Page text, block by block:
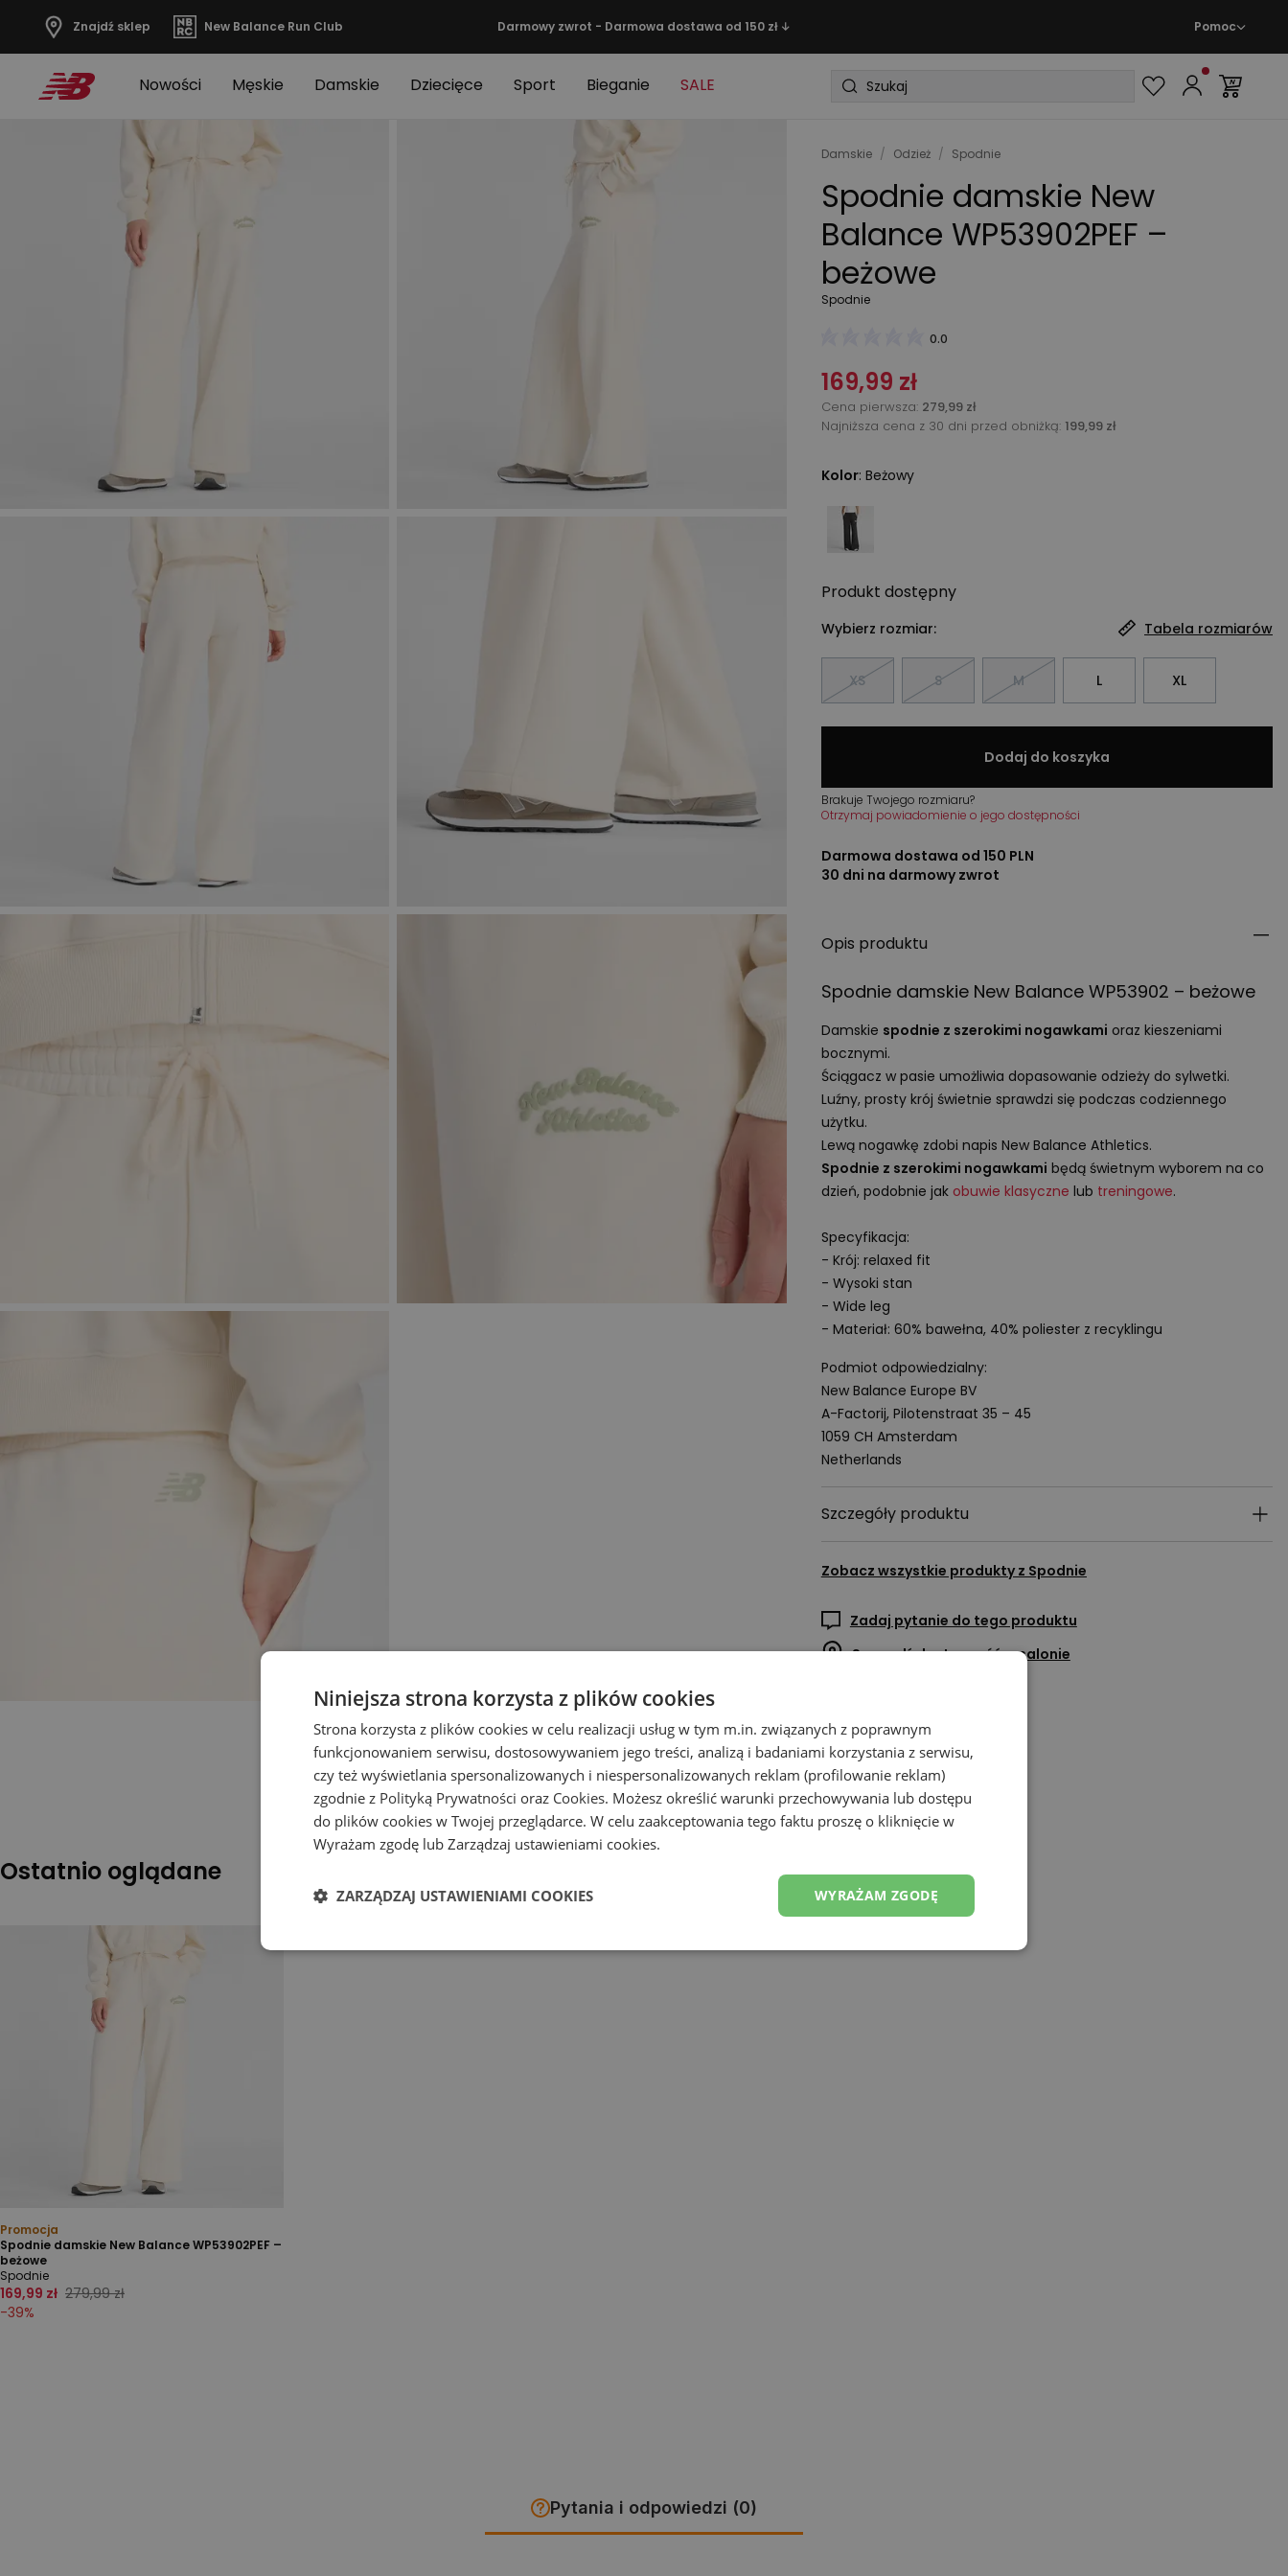
Znajdź sklep New Balance Run Club Darmowy zwrot - Darmowa dostawa od 150 zł ↓ Pomoc
Nowości Męskie Damskie Dziecięce Sport Bieganie SALE
Damskie / Odzież / Spodnie
Spodnie damskie New
Balance WP53902PEF –
beżowe
Spodnie
0.0
169,99 zł
Cena pierwsza: 279,99 zł
Najniższa cena z 30 dni przed obniżką: 199,99 zł
Kolor: Beżowy
Produkt dostępny
Wybierz rozmiar: Tabela rozmiarów
XS S M L XL
Dodaj do koszyka
Brakuje Twojego rozmiaru?
Otrzymaj powiadomienie o jego dostępności
Darmowa dostawa od 150 PLN
30 dni na darmowy zwrot
Opis produktu
Spodnie damskie New Balance WP53902 – beżowe
Damskie spodnie z szerokimi nogawkami oraz kieszeniami
bocznymi.
Ściągacz w pasie umożliwia dopasowanie odzieży do sylwetki.
Luźny, prosty krój świetnie sprawdzi się podczas codziennego
użytku.
Lewą nogawkę zdobi napis New Balance Athletics.
Spodnie z szerokimi nogawkami będą świetnym wyborem na co
dzień, podobnie jak obuwie klasyczne lub treningowe.
Specyfikacja:
- Krój: relaxed fit
- Wysoki stan
- Wide leg
- Materiał: 60% bawełna, 40% poliester z recyklingu
Podmiot odpowiedzialny:
New Balance Europe BV
A-Factorij, Pilotenstraat 35 – 45
1059 CH Amsterdam
Netherlands
Szczegóły produktu
Zobacz wszystkie produkty z Spodnie
Zadaj pytanie do tego produktu
Sprawdź dostępność w salonie
Porozmawiaj na czacie
Ostatnio oglądane
Promocja
Spodnie damskie New Balance WP53902PEF –
beżowe
Spodnie
169,99 zł 279,99 zł
-39%
Pytania i odpowiedzi (0)
Niniejsza strona korzysta z plików cookies
Strona korzysta z plików cookies w celu realizacji usług w tym m.in. związanych z poprawnym
funkcjonowaniem serwisu, dostosowywaniem jego treści, analizą i badaniami korzystania z serwisu,
czy też wyświetlania spersonalizowanych i niespersonalizowanych reklam (profilowanie reklam)
zgodnie z Polityką Prywatności oraz Cookies. Możesz określić warunki przechowywania lub dostępu
do plików cookies w Twojej przeglądarce. W celu zaakceptowania tego faktu proszę o kliknięcie w
Wyrażam zgodę lub Zarządzaj ustawieniami cookies.
WYRAŻAM ZGODĘ
ZARZĄDZAJ USTAWIENIAMI COOKIES